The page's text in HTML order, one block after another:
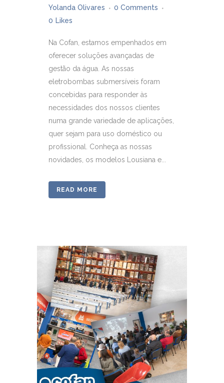
Yolanda Olivares
0 Comments
0 Likes
Na Cofan, estamos empenhados em
oferecer soluções avançadas de
gestão da água. As nossas
eletrobombas submersíveis foram
concebidas para responder às
necessidades dos nossos clientes
numa grande variedade de aplicações,
quer sejam para uso doméstico ou
profissional. Conheça as nossas
novidades, os modelos Lousiana e...
READ MORE